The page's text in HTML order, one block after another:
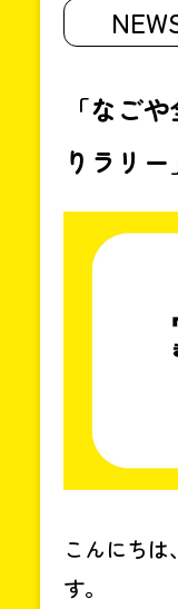
「なご
りラリ
こんにち
す。